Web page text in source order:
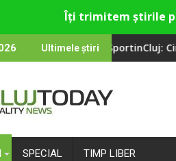
Ultimele știri
SportinCluj: Cine este fotbalistul
SPECIAL TIMP LIBER